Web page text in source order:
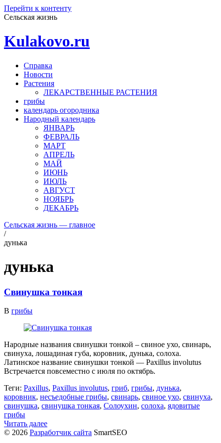
Перейти к контенту
Сельская жизнь
Kulakovo.ru
Справка
Новости
Растения
ЛЕКАРСТВЕННЫЕ РАСТЕНИЯ
грибы
календарь огородника
Народный календарь
ЯНВАРЬ
ФЕВРАЛЬ
МАРТ
АПРЕЛЬ
МАЙ
ИЮНЬ
ИЮЛЬ
АВГУСТ
НОЯБРЬ
ДЕКАБРЬ
Сельская жизнь — главное
/
дунька
дунька
Свинушка тонкая
В грибы
Народные названия свинушки тонкой – свиное ухо, свинарь,
свинуха, лошадиная губа, коровник, дунька, солоха.
Латинское название свинушки тонкой — Paxillus involutus
Встречается повсеместно с июля по октябрь.
Теги: Paxillus, Paxillus involutus, гриб, грибы, дунька,
коровник, несъедобные грибы, свинарь, свиное ухо, свинуха,
свинушка, свинушка тонкая, Солоухин, солоха, ядовитые
грибы
Читать далее
© 2026 Разработчик сайта SmartSEO